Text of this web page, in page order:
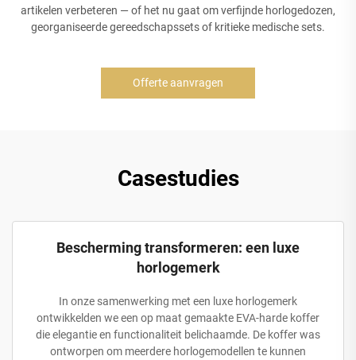
artikelen verbeteren — of het nu gaat om verfijnde horlogedozen,
georganiseerde gereedschapssets of kritieke medische sets.
Offerte aanvragen
Casestudies
Bescherming transformeren: een luxe
horlogemerk
In onze samenwerking met een luxe horlogemerk
ontwikkelden we een op maat gemaakte EVA-harde koffer
die elegantie en functionaliteit belichaamde. De koffer was
ontworpen om meerdere horlogemodellen te kunnen